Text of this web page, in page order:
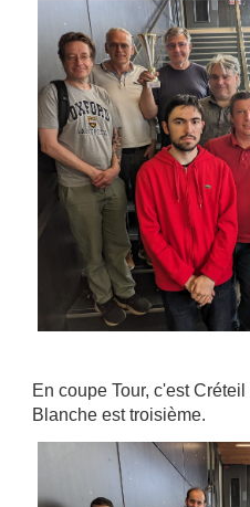
En coupe Tour, c'est
Blanche est troisième.